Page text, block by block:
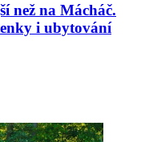
než na Mácháč.
i ubytování